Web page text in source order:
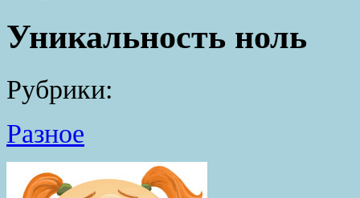
Уникальность ноль
Рубрики:
Разное